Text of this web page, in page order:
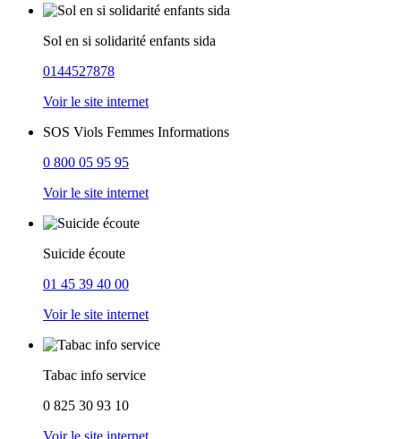
Sol en si solidarité enfants sida
0144527878
Voir le site internet
SOS Viols Femmes Informations
0 800 05 95 95
Voir le site internet
Suicide écoute
01 45 39 40 00
Voir le site internet
Tabac info service
0 825 30 93 10